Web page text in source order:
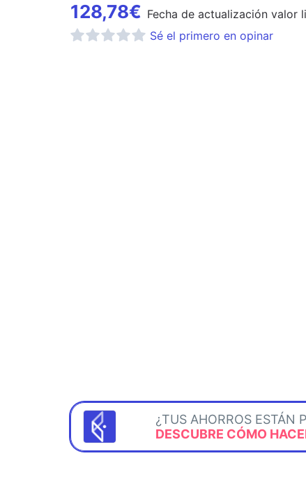
128,78€ Fecha de actualización valor
Sé el primero en opinar
¿TUS AHORROS ESTÁN
DESCUBRE CÓMO